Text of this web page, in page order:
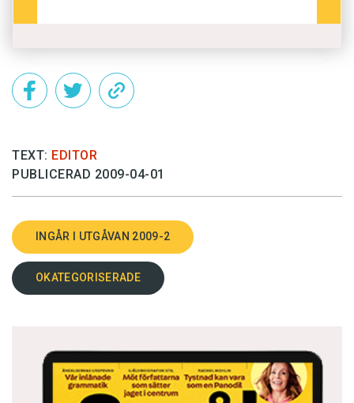
TEXT: EDITOR
PUBLICERAD 2009-04-01
INGÅR I UTGÅVAN 2009-2
OKATEGORISERADE